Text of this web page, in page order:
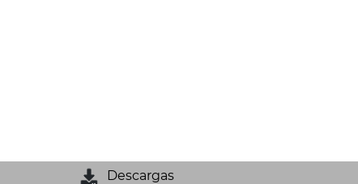
Descargas